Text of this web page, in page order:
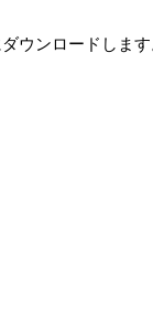
ウンロードします